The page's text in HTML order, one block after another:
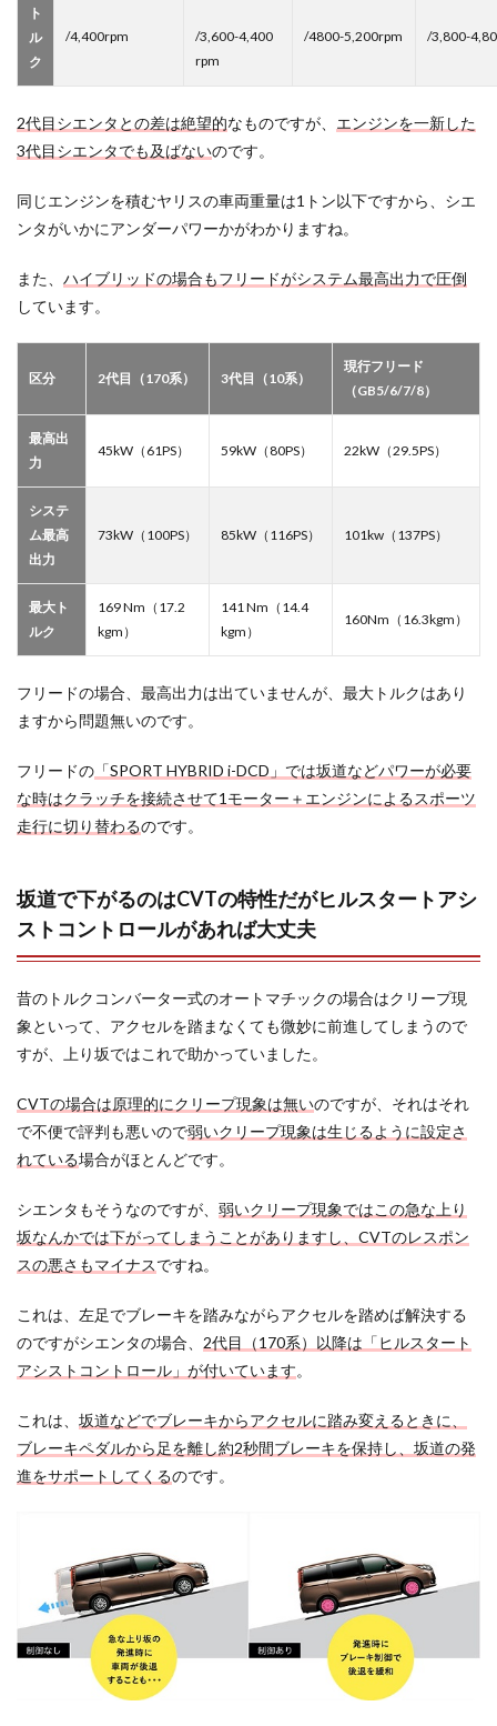
ト
ル
ク
/4,400rpm
/3,600-4,400
rpm
/4800-5,200rpm /3,800-
2代目シエンタとの差は絶望的なものですが、 エンジンを一新した
3代目シエンタでも及ばないのです。
同じエンジンを積むヤリスの車両重量は1トン以下ですから、シエ
ンタがいかにアンダーパワーかがわかりますね。
また、 ハイブリッドの場合もフリードがシステム最高出力で圧倒
しています。
区分 2代目（170系） 3代目（10系）
現行フリード
（GB5/6/7/8）
最高出
力
45kW（61PS） 59kW（80PS） 22kW（29.5PS）
システ
ム最高
出力
73kW（100PS） 85kW（116PS） 101kw（137PS）
最大ト
ルク
169 Nm（17.2
kgm）
141 Nm（14.4
kgm）
160Nm（16.3kgm）
フリードの場合、最高出力は出ていませんが、最大トルクはあり
ますから問題無いのです。
フリードの 「SPORT HYBRID i-DCD」では坂道などパワーが必要
な時はクラッチを接続させて1モーター＋エンジンによるスポーツ
走行に切り替わるのです。
坂道で下がるのはCVTの特性だがヒルスタートアシ
ストコントロールがあれば大丈夫
昔のトルクコンバーター式のオートマチックの場合はクリープ現
象といって、アクセルを踏まなくても微妙に前進してしまうので
すが、上り坂ではこれで助かっていました。
CVTの場合は原理的にクリープ現象は無いのですが、それはそれ
で不便で評判も悪いので弱いクリープ現象は生じるように設定さ
れている場合がほとんどです。
シエンタもそうなのですが、 弱いクリープ現象ではこの急な上り
坂なんかでは下がってしまうことがありますし、CVTのレスポン
スの悪さもマイナスですね。
これは、左足でブレーキを踏みながらアクセルを踏めば解決する
のですがシエンタの場合、 2代目（170系）以降は「ヒルスタート
アシストコントロール」が付いています。
これは、 坂道などでブレーキからアクセルに踏み変えるときに、
ブレーキペダルから足を離し約2秒間ブレーキを保持し、坂道の発
進をサポートしてくるのです。